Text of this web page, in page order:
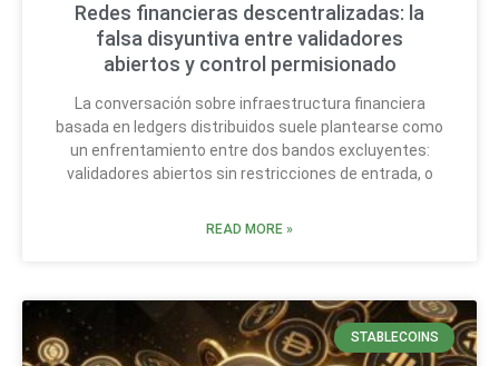
Redes financieras descentralizadas: la
falsa disyuntiva entre validadores
abiertos y control permisionado
La conversación sobre infraestructura financiera
basada en ledgers distribuidos suele plantearse como
un enfrentamiento entre dos bandos excluyentes:
validadores abiertos sin restricciones de entrada, o
READ MORE »
STABLECOINS